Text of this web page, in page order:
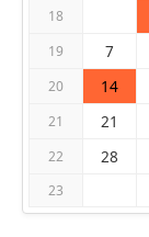
18
19 7
20 14
21 21
22 28
23